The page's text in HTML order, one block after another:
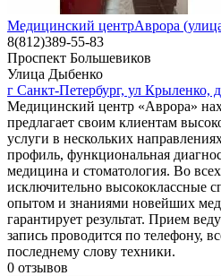
Медицинский центрАврора
8(812)389-55-83
Проспект Большевиков
Улица Дыбенко
г Санкт-Петербург, ул Крыленко,
Медицинский центр «Аврора»
предлагает своим клиентам
услуги в нескольких
профиль, функциональная
медицина и стоматология. Во
исключительно высококлассные
опытом и знаниями новейших
гарантирует результат. Прием
запись проводится по телефону,
последнему слову техники.
0 отзывов